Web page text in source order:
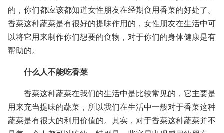
的，你们都应该都知道女性朋友在经期食用香菜的好处了。
香菜这种蔬菜是有很好的提味作用的，女性朋友在生活中可
以将它用来制作你们想要的食物，对于你们的身体健康是有
帮助的。
什么人不能吃香菜
香菜这种蔬菜在我们的生活中是比较常见的，它主要是
用来充当提味的蔬菜，所以我们在生活中一般对于香菜这种
蔬菜是有很大的利用价值的。其实，对于香菜这种蔬菜并不